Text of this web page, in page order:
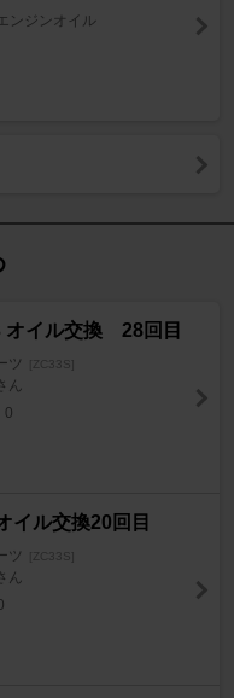
ンジンオイル
オイル交換 28回目
ツ [ZC33S]
ん
0
イル交換20回目
ツ [ZC33S]
ん